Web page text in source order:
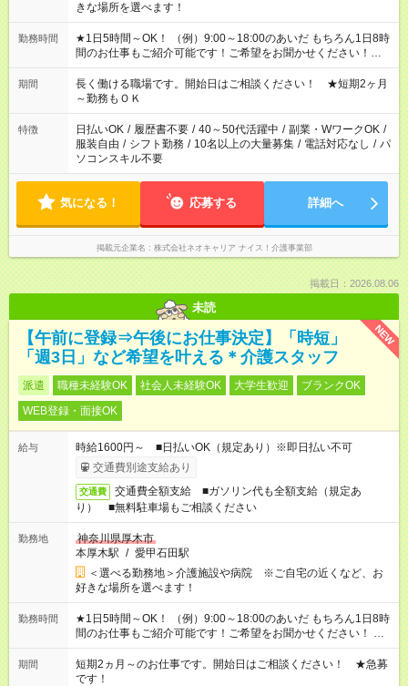
きな場所を選べます！
勤務時間
★1日5時間～OK！ （例）9:00～18:00のあいだ もちろん1日8時
間のお仕事もご紹介可能です！ご希望をお聞かせください！★家
庭の都合でお休みが必要な場合も遠慮なくご相談ください。 ※
週最低15時間以上の勤務が必要です
期間
長く働ける職場です。開始日はご相談ください！ ★短期2ヶ月
～勤務もＯＫ
特徴 日払いOK / 履歴書不要 / 40～50代活躍中 / 副業・WワークOK /
服装自由 / シフト勤務 / 10名以上の大量募集 / 電話対応なし / パ
ソコンスキル不要
気になる！ 応募する 詳細へ
掲載元企業名 株式会社ネオキャリア ナイス！介護事業部
掲載日：2026.08.06
未読
NEW
【午前に登録⇒午後にお仕事決定】「時短」
「週3日」など希望を叶える＊介護スタッフ
派遣 職種未経験OK 社会人未経験OK 大学生歓迎
ブランクOK
WEB登録・面接OK
給与
時給1600円～ ■日払いOK（規定あり）※即日払い不可
交通費別途支給あり
交通費
交通費全額支給 ■ガソリン代も全額支給（規定あ
り） ■無料駐車場もご相談ください
勤務地
神奈川県厚木市
本厚木駅 / 愛甲石田駅
＜選べる勤務地＞介護施設や病院 ※ご自宅の近くなど、お
好きな場所を選べます！
勤務時間
★1日5時間～OK！ （例）9:00～18:00のあいだ もちろん1日8時
間のお仕事もご紹介可能です！ご希望をお聞かせください！ ※
週最低15時間以上の勤務が必要です
期間
短期2ヵ月～のお仕事です。開始日はご相談ください！ ★急募
です！